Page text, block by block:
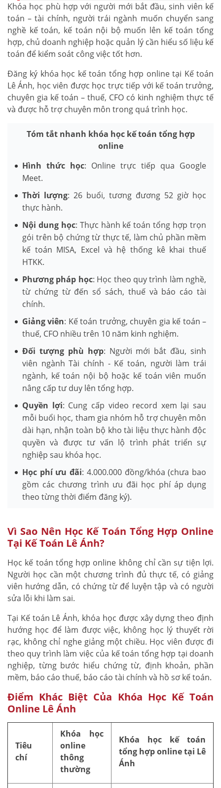
Khóa học phù hợp với người mới bắt đầu, sinh viên kế
toán – tài chính, người trái ngành muốn chuyển sang
nghề kế toán, kế toán nội bộ muốn lên kế toán tổng
hợp, chủ doanh nghiệp hoặc quản lý cần hiểu số liệu kế
toán để kiểm soát công việc tốt hơn.
Đăng ký khóa học kế toán tổng hợp online tại Kế toán
Lê Ánh, học viên được học trực tiếp với kế toán trưởng,
chuyên gia kế toán – thuế, CFO có kinh nghiệm thực tế
và được hỗ trợ chuyên môn trong quá trình học.
Tóm tắt nhanh khóa học kế toán tổng hợp
online
Hình thức học: Online trực tiếp qua Google
Meet.
Thời lượng: 26 buổi, tương đương 52 giờ học
thực hành.
Nội dung học: Thực hành kế toán tổng hợp trọn
gói trên bộ chứng từ thực tế, làm chủ phần mềm
kế toán MISA, Excel và hệ thống kê khai thuế
HTKK.
Phương pháp học: Học theo quy trình làm nghề,
từ chứng từ đến sổ sách, thuế và báo cáo tài
chính.
Giảng viên: Kế toán trưởng, chuyên gia kế toán –
thuế, CFO nhiều trên 10 năm kinh nghiệm.
Đối tượng phù hợp: Người mới bắt đầu, sinh
viên ngành Tài chính - Kế toán, người làm trái
ngành, kế toán nội bộ hoặc kế toán viên muốn
nâng cấp tư duy lên tổng hợp.
Quyền lợi: Cung cấp video record xem lại sau
mỗi buổi học, tham gia nhóm hỗ trợ chuyên môn
dài hạn, nhận toàn bộ kho tài liệu thực hành độc
quyền và được tư vấn lộ trình phát triển sự
nghiệp sau khóa học.
Học phí ưu đãi: 4.000.000 đồng/khóa (chưa bao
gồm các chương trình ưu đãi học phí áp dụng
theo từng thời điểm đăng ký).
Vì Sao Nên Học Kế Toán Tổng Hợp Online
Tại Kế Toán Lê Ánh?
Học kế toán tổng hợp online không chỉ cần sự tiện lợi.
Người học cần một chương trình đủ thực tế, có giảng
viên hướng dẫn, có chứng từ để luyện tập và có người
sửa lỗi khi làm sai.
Tại Kế toán Lê Ánh, khóa học được xây dựng theo định
hướng học để làm được việc, không học lý thuyết rời
rạc, không chỉ nghe giảng một chiều. Học viên được đi
theo quy trình làm việc của kế toán tổng hợp tại doanh
nghiệp, từng bước hiểu chứng từ, định khoản, phần
mềm, báo cáo thuế, báo cáo tài chính và hồ sơ kế toán.
Điểm Khác Biệt Của Khóa Học Kế Toán
Online Lê Ánh
Tiêu
chí
Khóa học
online
thông
thường
Khóa học kế toán
tổng hợp online tại Lê
Ánh